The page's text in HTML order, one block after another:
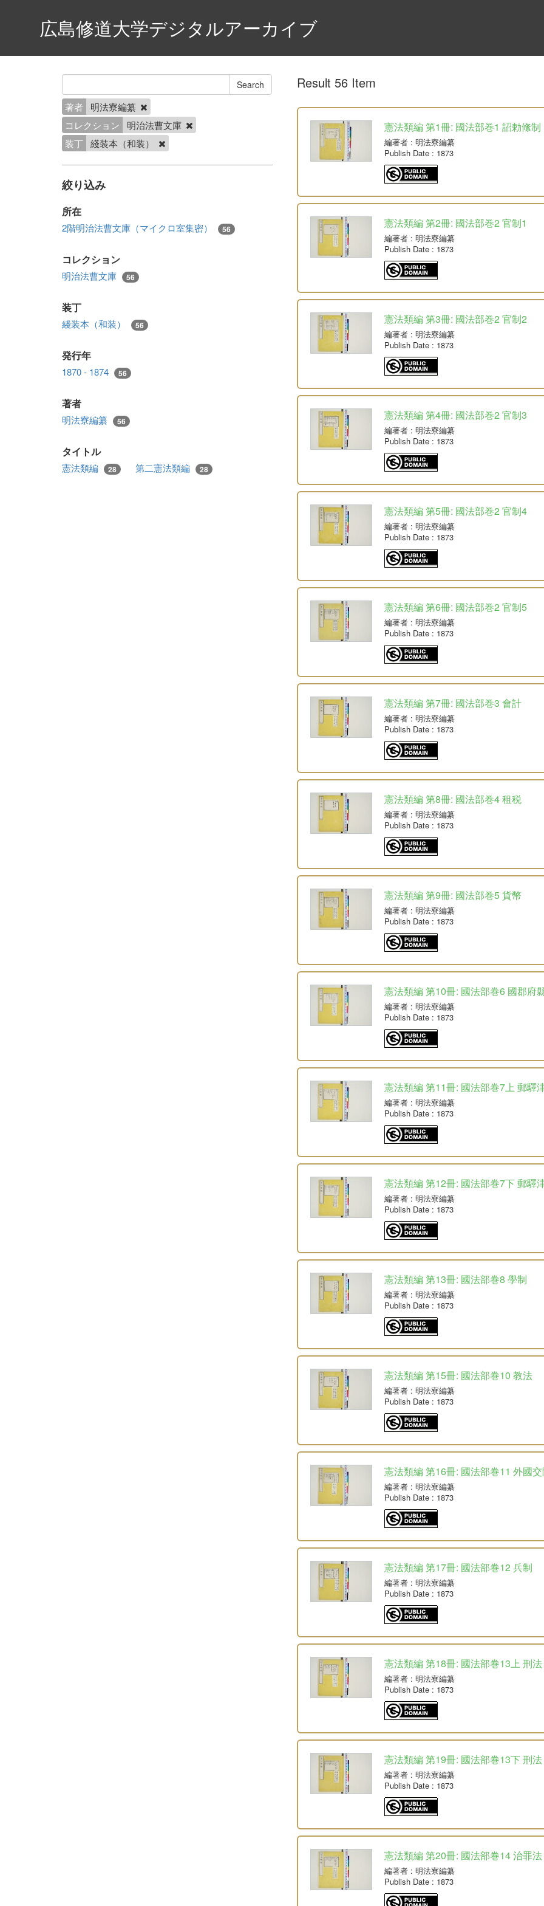
広島修道大学デジタルアーカイブ
著者
明法寮編纂
コレクション
明治法曹文庫
装丁 綫装本（和装）
絞り込み
所在
2階明治法曹文庫（マイクロ室集密） 56
コレクション
明治法曹文庫 56
装丁
綫装本（和装） 56
発行年
1870 - 1874 56
著者
明法寮編纂 56
タイトル
憲法類編 28 第二憲法類編 28
Result 56 Item
憲法類編 第1冊: 國法部巻1 詔勅絛制
編著者: 明法寮編纂
Publish Date: 1873
憲法類編 第2冊: 國法部巻2 官制1
編著者: 明法寮編纂
Publish Date: 1873
憲法類編 第3冊: 國法部巻2 官制2
編著者: 明法寮編纂
Publish Date: 1873
憲法類編 第4冊: 國法部巻2 官制3
編著者: 明法寮編纂
Publish Date: 1873
憲法類編 第5冊: 國法部巻2 官制4
編著者: 明法寮編纂
Publish Date: 1873
憲法類編 第6冊: 國法部巻2 官制5
編著者: 明法寮編纂
Publish Date: 1873
憲法類編 第7冊: 國法部巻3 會計
編著者: 明法寮編纂
Publish Date: 1873
憲法類編 第8冊: 國法部巻4 租税
編著者: 明法寮編纂
Publish Date: 1873
憲法類編 第9冊: 國法部巻5 貨幣
編著者: 明法寮編纂
Publish Date: 1873
憲法類編 第10冊: 國法部巻6 國郡府
編著者: 明法寮編纂
Publish Date: 1873
憲法類編 第11冊: 國法部巻7上 郵驛
編著者: 明法寮編纂
Publish Date: 1873
憲法類編 第12冊: 國法部巻7下 郵驛
編著者: 明法寮編纂
Publish Date: 1873
憲法類編 第13冊: 國法部巻8 學制
編著者: 明法寮編纂
Publish Date: 1873
憲法類編 第15冊: 國法部巻10 教法
編著者: 明法寮編纂
Publish Date: 1873
憲法類編 第16冊: 國法部巻11 外國
編著者: 明法寮編纂
Publish Date: 1873
憲法類編 第17冊: 國法部巻12 兵制
編著者: 明法寮編纂
Publish Date: 1873
憲法類編 第18冊: 國法部巻13上 刑法
編著者: 明法寮編纂
Publish Date: 1873
憲法類編 第19冊: 國法部巻13下 刑法
編著者: 明法寮編纂
Publish Date: 1873
憲法類編 第20冊: 國法部巻14 治罪法
編著者: 明法寮編纂
Publish Date: 1873